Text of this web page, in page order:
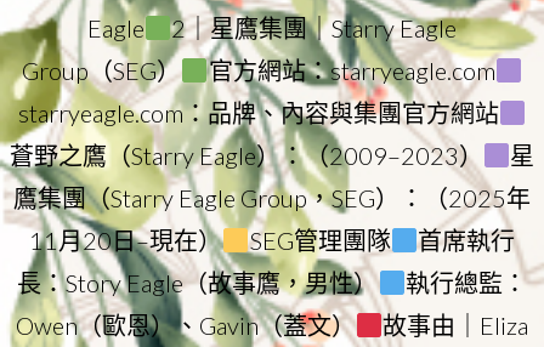
Eagle
2｜星鷹集團｜Starry Eagle
Group（SEG）
官方網站：starryeagle.com
starryeagle.com：品牌、內容與集團官方網站
蒼野之鷹（Starry Eagle）：（2009–2023）
星
鷹集團（Starry Eagle Group，SEG）：（2025年
11月20日–現在）
SEG管理團隊
首席執行
長：Story Eagle（故事鷹，男性）
執行總監：
Owen（歐恩）、Gavin（蓋文）
故事由｜Eliza